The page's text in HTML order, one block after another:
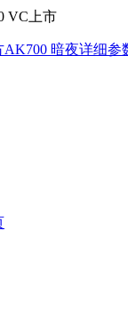
VC上市
暗夜详细参